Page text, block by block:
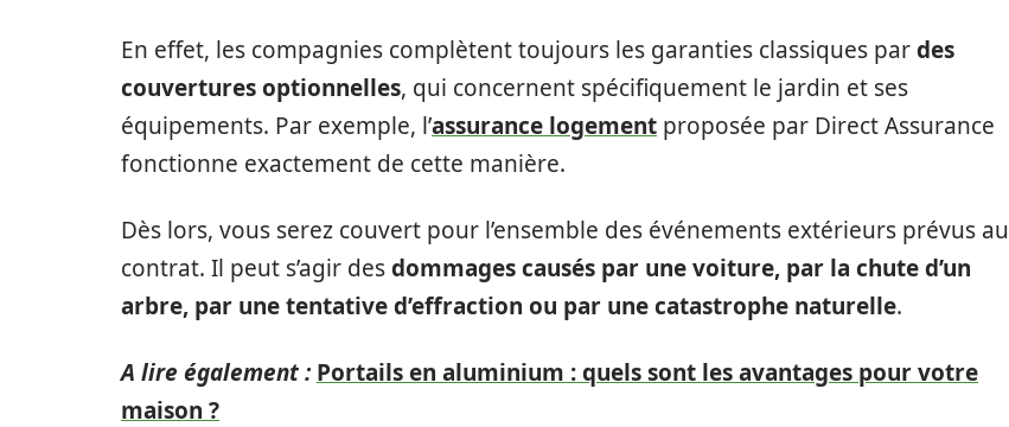
En effet, les compagnies complètent toujours les garanties classiques pardes
couvertures optionnelles, qui concernent spécifiquement le jardin et ses
équipements. Par exemple, l’assurance logement proposée par Direct Assurance
fonctionne exactement de cette manière.
Dès lors, vous serez couvert pour l’ensemble des événements extérieurs prévus au
contrat. Il peut s’agir desdommages causés par une voiture, par la chute d’un
arbre, par une tentative d’effraction ou par une catastrophe naturelle.
A lire également : Portails en aluminium : quels sont les avantages pour votre
maison ?